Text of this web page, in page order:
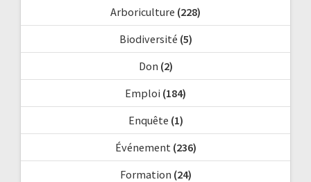
Arboriculture (228)
Biodiversité (5)
Don (2)
Emploi (184)
Enquête (1)
Événement (236)
Formation (24)